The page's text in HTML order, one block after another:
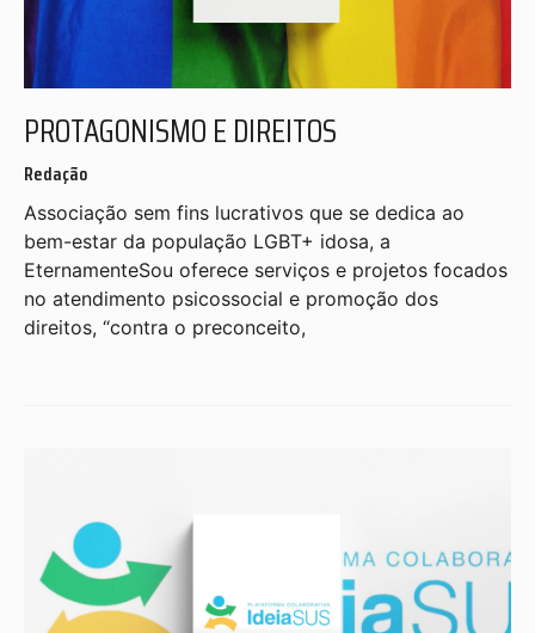
PROTAGONISMO E DIREITOS
Redação
Associação sem fins lucrativos que se dedica ao
bem-estar da população LGBT+ idosa, a
EternamenteSou oferece serviços e projetos focados
no atendimento psicossocial e promoção dos
direitos, “contra o preconceito,